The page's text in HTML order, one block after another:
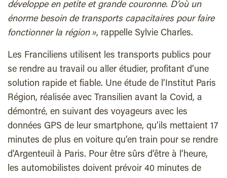
développe en petite et grande couronne. D’où un
énorme besoin de transports capacitaires pour faire
fonctionner la région », rappelle Sylvie Charles.
Les Franciliens utilisent les transports publics pour
se rendre au travail ou aller étudier, profitant d’une
solution rapide et fiable. Une étude de l’Institut Paris
Région, réalisée avec Transilien avant la Covid, a
démontré, en suivant des voyageurs avec les
données GPS de leur smartphone, qu’ils mettaient 17
minutes de plus en voiture qu’en train pour se rendre
d’Argenteuil à Paris. Pour être sûrs d’être à l’heure,
les automobilistes doivent prévoir 40 minutes de